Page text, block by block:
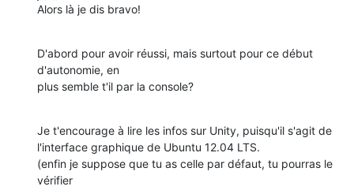
Alors là je dis bravo!
D'abord pour avoir réussi, mais surtout pour ce début
d'autonomie, en
plus semble t'il par la console?
Je t'encourage à lire les infos sur Unity, puisqu'il s'agit de
l'interface graphique de Ubuntu 12.04 LTS.
(enfin je suppose que tu as celle par défaut, tu pourras le
vérifier